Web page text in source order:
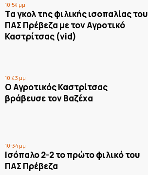
10:54 μμ
Τα γκολ της φιλικής ισοπαλίας του
ΠΑΣ Πρέβεζα με τον Αγροτικό
Καστρίτσας (vid)
10:43 μμ
Ο Αγροτικός Καστρίτσας
βράβευσε τον Βαζέχα
10:34 μμ
Ισόπαλο 2-2 το πρώτο φιλικό του
ΠΑΣ Πρέβεζα